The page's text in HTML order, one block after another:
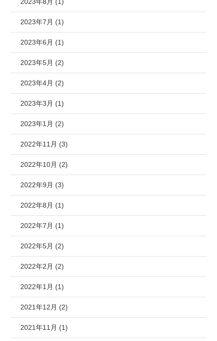
2023年7月 (1)
2023年6月 (1)
2023年5月 (2)
2023年4月 (2)
2023年3月 (1)
2023年1月 (2)
2022年11月 (3)
2022年10月 (2)
2022年9月 (3)
2022年8月 (1)
2022年7月 (1)
2022年5月 (2)
2022年2月 (2)
2022年1月 (1)
2021年12月 (2)
2021年11月 (1)